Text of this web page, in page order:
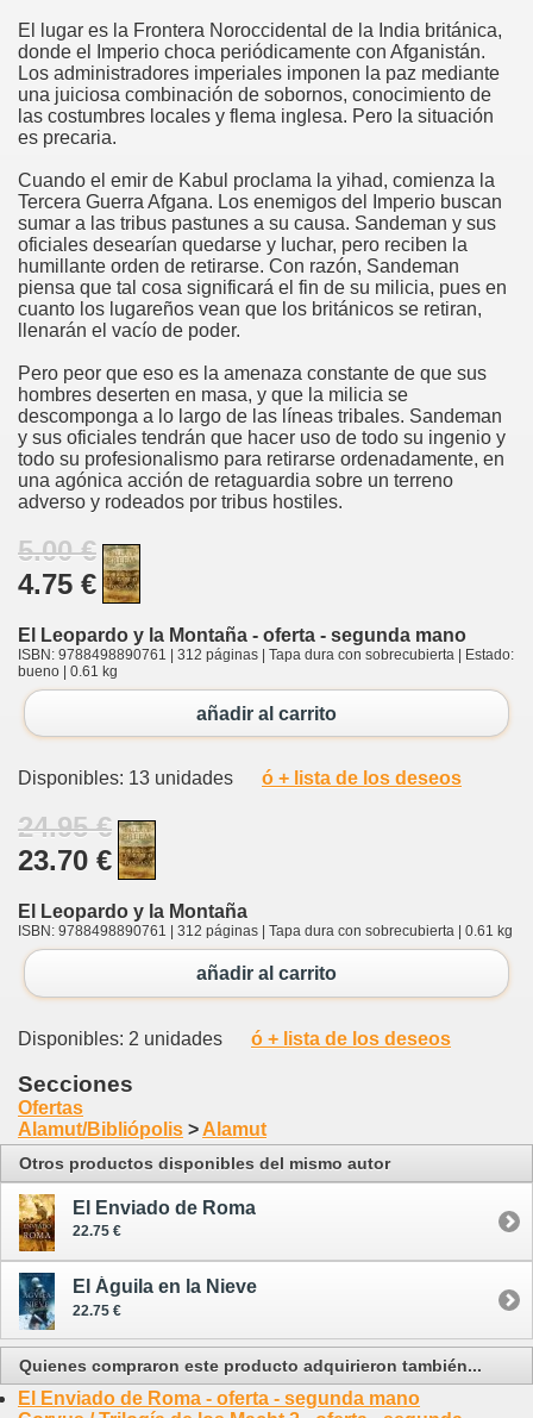
El lugar es la Frontera Noroccidental de la India británica,
donde el Imperio choca periódicamente con Afganistán.
Los administradores imperiales imponen la paz mediante
una juiciosa combinación de sobornos, conocimiento de
las costumbres locales y flema inglesa. Pero la situación
es precaria.
Cuando el emir de Kabul proclama la yihad, comienza la
Tercera Guerra Afgana. Los enemigos del Imperio buscan
sumar a las tribus pastunes a su causa. Sandeman y sus
oficiales desearían quedarse y luchar, pero reciben la
humillante orden de retirarse. Con razón, Sandeman
piensa que tal cosa significará el fin de su milicia, pues en
cuanto los lugareños vean que los británicos se retiran,
llenarán el vacío de poder.
Pero peor que eso es la amenaza constante de que sus
hombres deserten en masa, y que la milicia se
descomponga a lo largo de las líneas tribales. Sandeman
y sus oficiales tendrán que hacer uso de todo su ingenio y
todo su profesionalismo para retirarse ordenadamente, en
una agónica acción de retaguardia sobre un terreno
adverso y rodeados por tribus hostiles.
5.00 €
4.75 €
El Leopardo y la Montaña - oferta - segunda mano
ISBN: 9788498890761 | 312 páginas | Tapa dura con sobrecubierta | Estado:
bueno | 0.61 kg
añadir al carrito
Disponibles: 13 unidades ó + lista de los deseos
24.95 €
23.70 €
El Leopardo y la Montaña
ISBN: 9788498890761 | 312 páginas | Tapa dura con sobrecubierta | 0.61 kg
añadir al carrito
Disponibles: 2 unidades ó + lista de los deseos
Secciones
Ofertas
Alamut/Bibliópolis > Alamut
Otros productos disponibles del mismo autor
El Enviado de Roma
22.75 €
El Águila en la Nieve
22.75 €
Quienes compraron este producto adquirieron también...
El Enviado de Roma - oferta - segunda mano